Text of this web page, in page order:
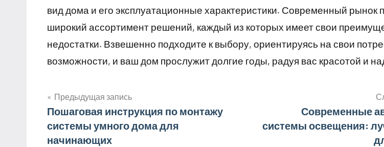
вид дома и его эксплуатационные характеристики. Современный рынок
широкий ассортимент решений, каждый из которых имеет свои
недостатки. Взвешенно подходите к выбору, ориентируясь на свои
возможности, и ваш дом прослужит долгие годы, радуя вас красотой и
Навигация
по
Предыдущая запись
Пошаговая инструкция по монтажу
системы умного дома для
начинающих
Современные
системы освещения: